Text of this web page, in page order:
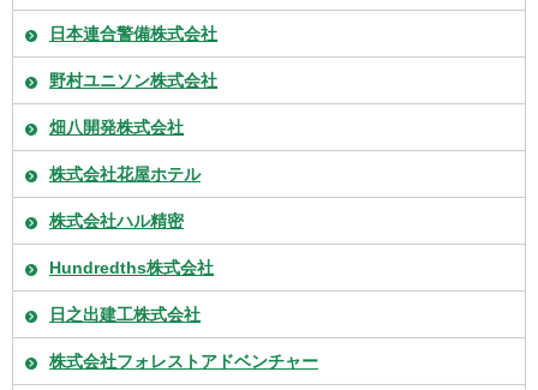
日本連合警備株式会社
野村ユニソン株式会社
畑八開発株式会社
株式会社花屋ホテル
株式会社ハル精密
Hundredths株式会社
日之出建工株式会社
株式会社フォレストアドベンチャー